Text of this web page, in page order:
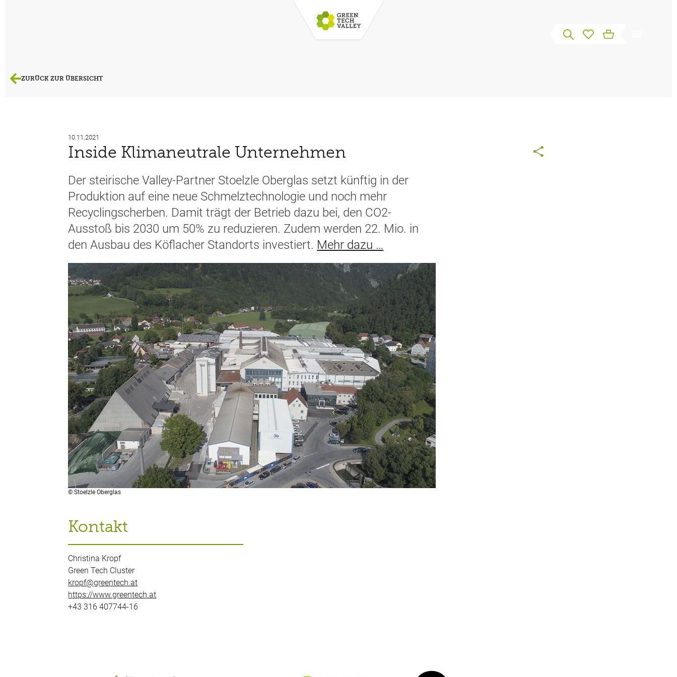
ZURÜCK ZUR ÜBERSICHT
10.11.2021
Inside Klimaneutrale Unternehmen
Der steirische Valley-Partner Stoelzle Oberglas setzt künftig in der
Produktion auf eine neue Schmelztechnologie und noch mehr
Recyclingscherben. Damit trägt der Betrieb dazu bei, den CO2-
Ausstoß bis 2030 um 50% zu reduzieren. Zudem werden 22. Mio. in
den Ausbau des Köflacher Standorts investiert. Mehr dazu …
© Stoelzle Oberglas
Kontakt
Christina Kropf
Green Tech Cluster
kropf@greentech.at
https://www.greentech.at
+43 316 407744-16